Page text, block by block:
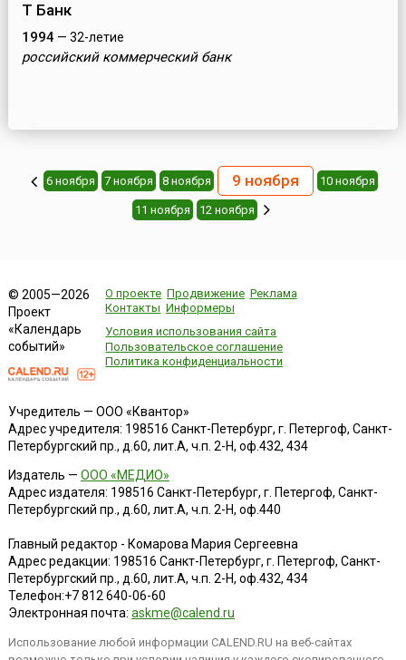
Т Банк
1994— 32-летие
российский коммерческий банк
6 ноября 7 ноября 8 ноября 9 ноября 10 ноября
11 ноября 12 ноября
© 2005—2026
Проект
«Календарь
событий»
О проекте Продвижение Реклама
Контакты Информеры
Условия использования сайта
Пользовательское соглашение
Политика конфиденциальности
Учредитель — ООО «Квантор»
Адрес учредителя: 198516 Санкт-Петербург, г. Петергоф, Санкт-
Петербургский пр., д.60, лит.А, ч.п. 2-Н, оф.432, 434
Издатель — ООО «МЕДИО»
Адрес издателя: 198516 Санкт-Петербург, г. Петергоф, Санкт-
Петербургский пр., д.60, лит.А, ч.п. 2-Н, оф.440
Главный редактор - Комарова Мария Сергеевна
Адрес редакции: 198516 Санкт-Петербург, г. Петергоф, Санкт-
Петербургский пр., д.60, лит.А, ч.п. 2-Н, оф.432, 434
Телефон:+7 812 640-06-60
Электронная почта: askme@calend.ru
Использование любой информации CALEND.RU на веб-сайтах